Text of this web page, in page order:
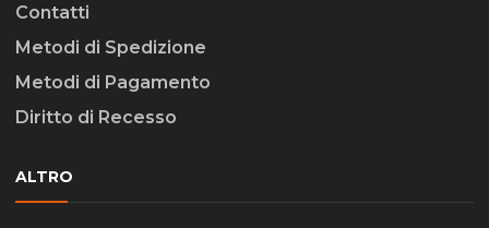
Contatti
Metodi di Spedizione
Metodi di Pagamento
Diritto di Recesso
ALTRO